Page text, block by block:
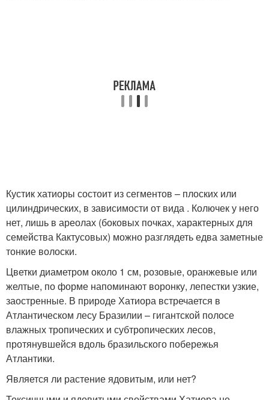
Кустик хатиоры состоит из сегментов – плоских или
цилиндрических, в зависимости от вида . Колючек у него
нет, лишь в ареолах (боковых почках, характерных для
семейства Кактусовых) можно разглядеть едва заметные
тонкие волоски.
Цветки диаметром около 1 см, розовые, оранжевые или
желтые, по форме напоминают воронку, лепестки узкие,
заостренные. В природе Хатиора встречается в
Атлантическом лесу Бразилии – гигантской полосе
влажных тропических и субтропических лесов,
протянувшейся вдоль бразильского побережья
Атлантики.
Является ли растение ядовитым, или нет?